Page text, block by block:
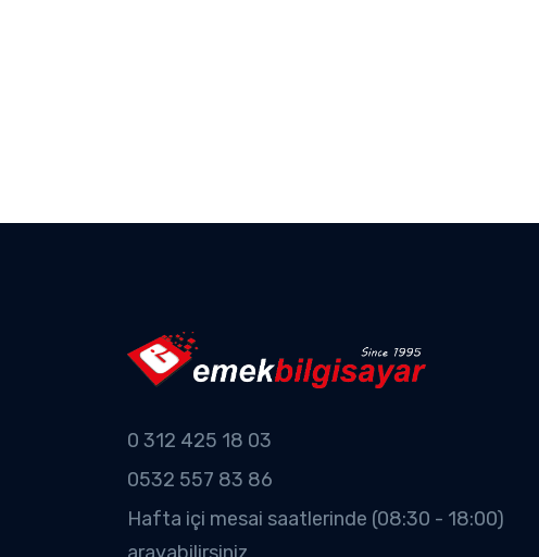
0 312 425 18 03
0532 557 83 86
Hafta içi mesai saatlerinde (08:30 - 18:00)